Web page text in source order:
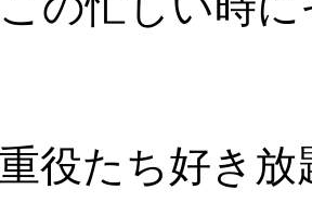
役たち好き